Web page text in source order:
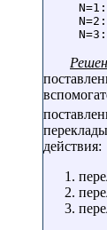
действия: